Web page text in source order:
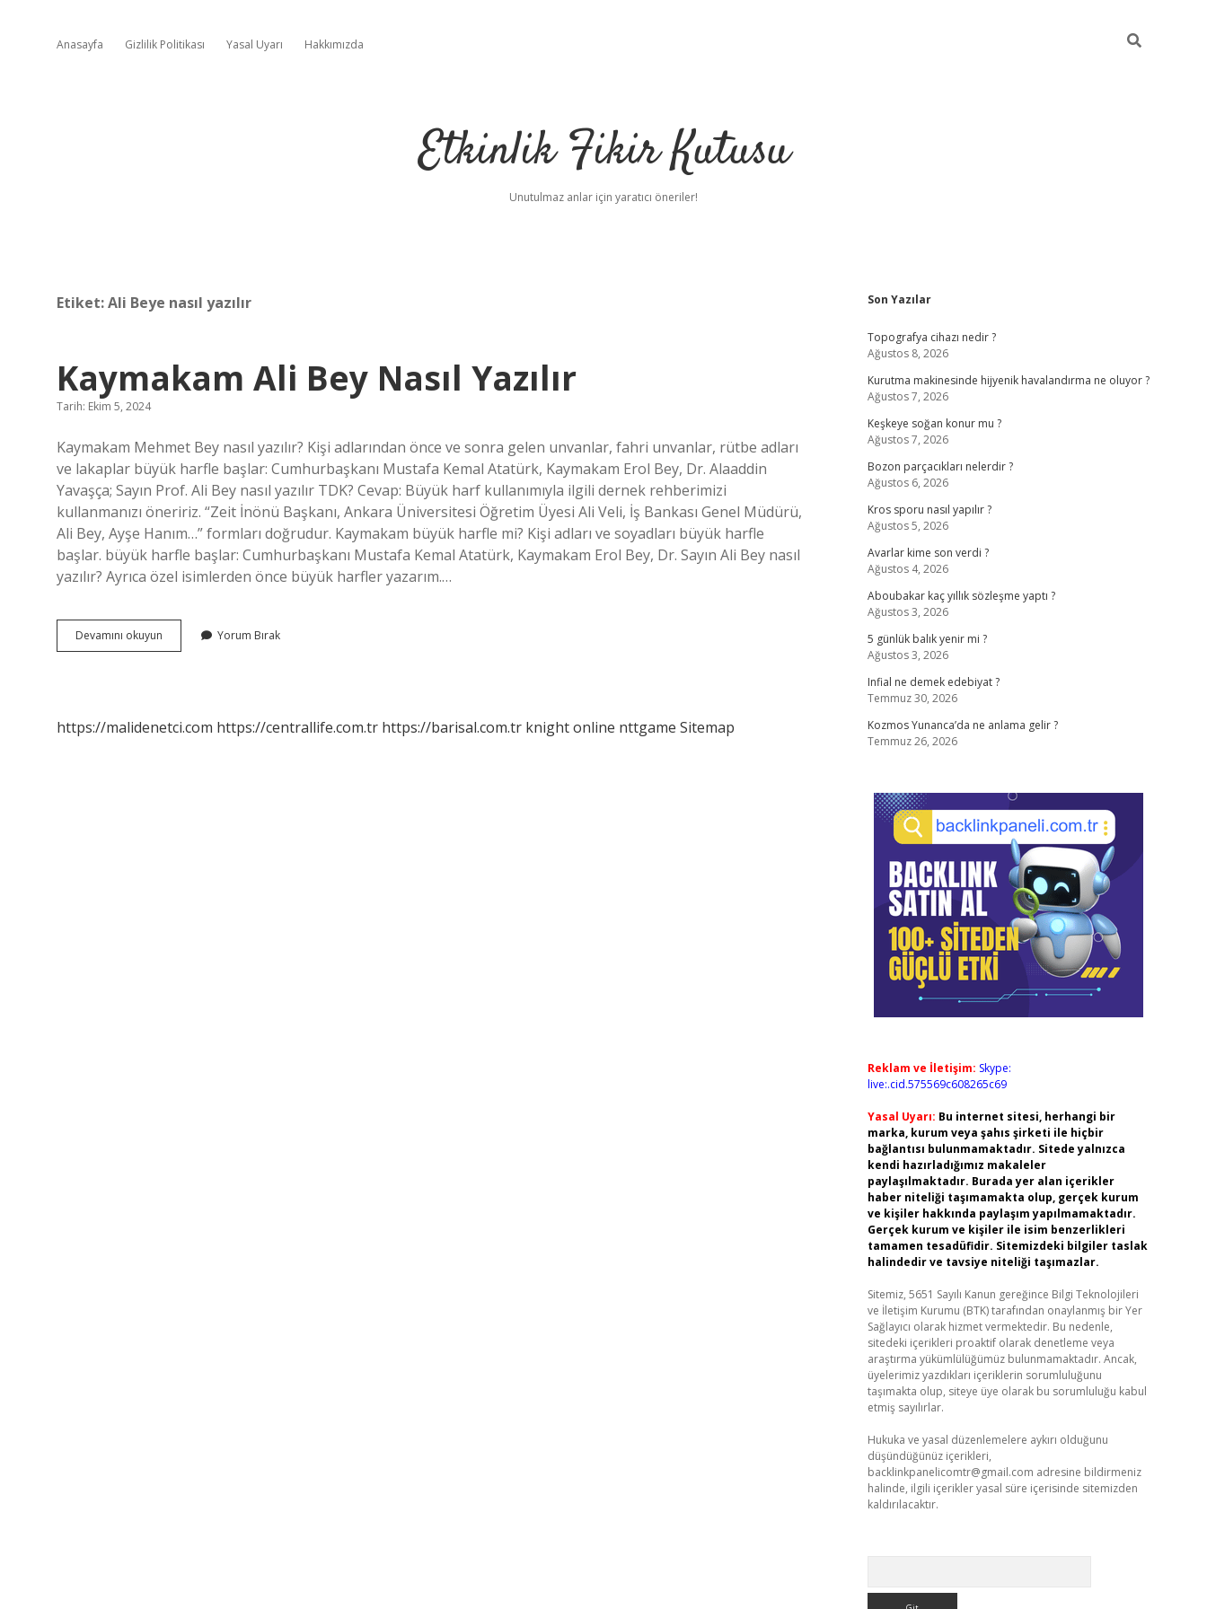
Anasayfa Gizlilik Politikası Yasal Uyarı Hakkımızda
Etkinlik Fikir Kutusu
Unutulmaz anlar için yaratıcı öneriler!
Etiket:Ali Beye nasıl yazılır
Kaymakam Ali Bey Nasıl Yazılır
Tarih: Ekim 5, 2024
Kaymakam Mehmet Bey nasıl yazılır? Kişi adlarından önce ve sonra gelen unvanlar, fahri unvanlar, rütbe adları
ve lakaplar büyük harfle başlar: Cumhurbaşkanı Mustafa Kemal Atatürk, Kaymakam Erol Bey, Dr. Alaaddin
Yavaşça; Sayın Prof. Ali Bey nasıl yazılır TDK? Cevap: Büyük harf kullanımıyla ilgili dernek rehberimizi
kullanmanızı öneririz. “Zeit İnönü Başkanı, Ankara Üniversitesi Öğretim Üyesi Ali Veli, İş Bankası Genel Müdürü,
Ali Bey, Ayşe Hanım…” formları doğrudur. Kaymakam büyük harfle mi? Kişi adları ve soyadları büyük harfle
başlar. büyük harfle başlar: Cumhurbaşkanı Mustafa Kemal Atatürk, Kaymakam Erol Bey, Dr. Sayın Ali Bey nasıl
yazılır? Ayrıca özel isimlerden önce büyük harfler yazarım.…
Devamını okuyun Kaymakam
Ali
Yorum Bırak
https://malidenetci.com https://centrallife.com.tr https://barisal.com.tr knight online nttgame Sitemap
Sidebar
Son Yazılar
Topografya cihazı nedir ?
Ağustos 8, 2026
Kurutma makinesinde hijyenik havalandırma ne oluyor ?
Ağustos 7, 2026
Keşkeye soğan konur mu ?
Ağustos 7, 2026
Bozon parçacıkları nelerdir ?
Ağustos 6, 2026
Kros sporu nasıl yapılır ?
Ağustos 5, 2026
Avarlar kime son verdi ?
Ağustos 4, 2026
Aboubakar kaç yıllık sözleşme yaptı ?
Ağustos 3, 2026
5 günlük balık yenir mi ?
Ağustos 3, 2026
Infial ne demek edebiyat ?
Temmuz 30, 2026
Kozmos Yunanca’da ne anlama gelir ?
Temmuz 26, 2026
Reklam ve İletişim: Skype:
live:.cid.575569c608265c69
Yasal Uyarı: Bu internet sitesi, herhangi bir
marka, kurum veya şahıs şirketi ile hiçbir
bağlantısı bulunmamaktadır. Sitede yalnızca
kendi hazırladığımız makaleler
paylaşılmaktadır. Burada yer alan içerikler
haber niteliği taşımamakta olup, gerçek kurum
ve kişiler hakkında paylaşım yapılmamaktadır.
Gerçek kurum ve kişiler ile isim benzerlikleri
tamamen tesadüfidir. Sitemizdeki bilgiler taslak
halindedir ve tavsiye niteliği taşımazlar.
Sitemiz, 5651 Sayılı Kanun gereğince Bilgi Teknolojileri
ve İletişim Kurumu (BTK) tarafından onaylanmış bir Yer
Sağlayıcı olarak hizmet vermektedir. Bu nedenle,
sitedeki içerikleri proaktif olarak denetleme veya
araştırma yükümlülüğümüz bulunmamaktadır. Ancak,
üyelerimiz yazdıkları içeriklerin sorumluluğunu
taşımakta olup, siteye üye olarak bu sorumluluğu kabul
etmiş sayılırlar.
Hukuka ve yasal düzenlemelere aykırı olduğunu
düşündüğünüz içerikleri,
backlinkpanelicomtr@gmail.com adresine bildirmeniz
halinde, ilgili içerikler yasal süre içerisinde sitemizden
kaldırılacaktır.